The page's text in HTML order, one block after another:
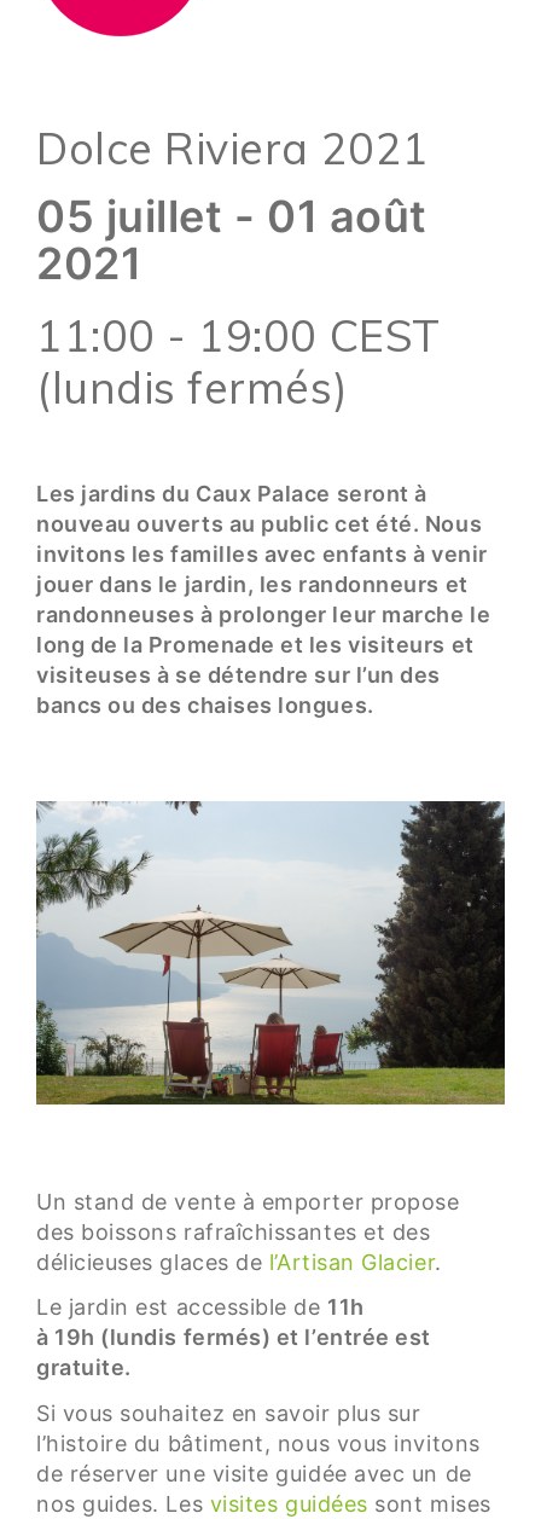
Dolce Riviera 2021
05 juillet - 01 août
2021
11:00 - 19:00 CEST
(lundis fermés)
Les jardins du Caux Palace seront à
nouveau ouverts au public cet été. Nous
invitons les familles avec enfants à venir
jouer dans le jardin, les randonneurs et
randonneuses à prolonger leur marche le
long de la Promenade et les visiteurs et
visiteuses à se détendre sur l’un des
bancs ou des chaises longues.
Un stand de vente à emporter propose
des boissons rafraîchissantes et des
délicieuses glaces de l’Artisan Glacier.
Le jardin est accessible de 11h
à 19h (lundis fermés) et l’entrée est
gratuite.
Si vous souhaitez en savoir plus sur
l’histoire du bâtiment, nous vous invitons
de réserver une visite guidée avec un de
nos guides. Les visites guidées sont mises